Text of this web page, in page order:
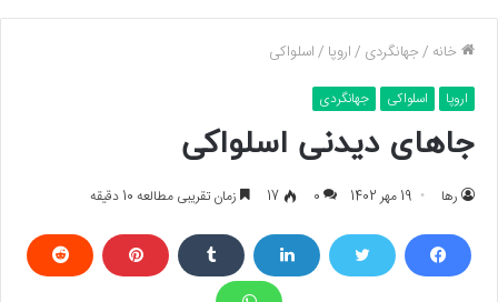
خانه /جهانگردی /اروپا /اسلواکی
اروپا اسلواکی جهانگردی
جاهای دیدنی اسلواکی
رها 19 مهر 1402 0
17 زمان تقریبی مطالعه 10 دقیقه